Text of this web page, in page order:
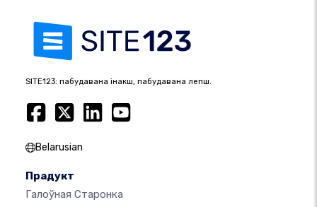
SITE123: пабудавана інакш, пабудавана лепш.
Belarusian
Прадукт
Галоўная Старонка